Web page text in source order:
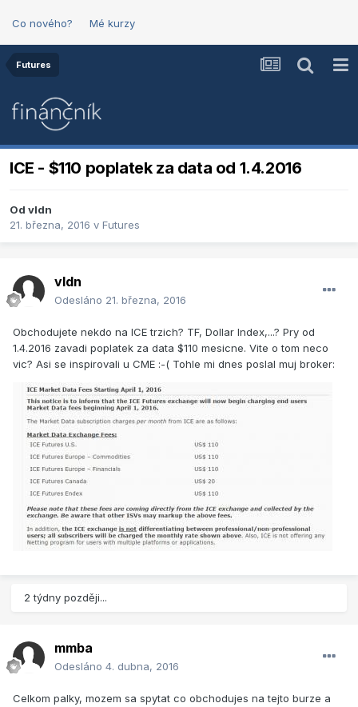
Co nového? Mé kurzy
Futures
ICE - $110 poplatek za data od 1.4.2016
Od vldn
21. března, 2016 v Futures
vldn
Odesláno 21. března, 2016
Obchodujete nekdo na ICE trzich? TF, Dollar Index,...? Pry od
1.4.2016 zavadi poplatek za data $110 mesicne. Vite o tom neco
vic? Asi se inspirovali u CME :-( Tohle mi dnes poslal muj broker:
2 týdny později...
mmba
Odesláno 4. dubna, 2016
Celkom palky, mozem sa spytat co obchodujes na tejto burze a